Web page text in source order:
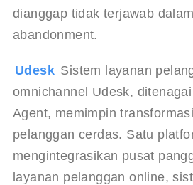
dianggap tidak terjawab
abandonment.
Udesk Sistem layanan
omnichannel Udesk,
Agent, memimpin
pelanggan cerdas. Satu
mengintegrasikan pusat
layanan pelanggan online,